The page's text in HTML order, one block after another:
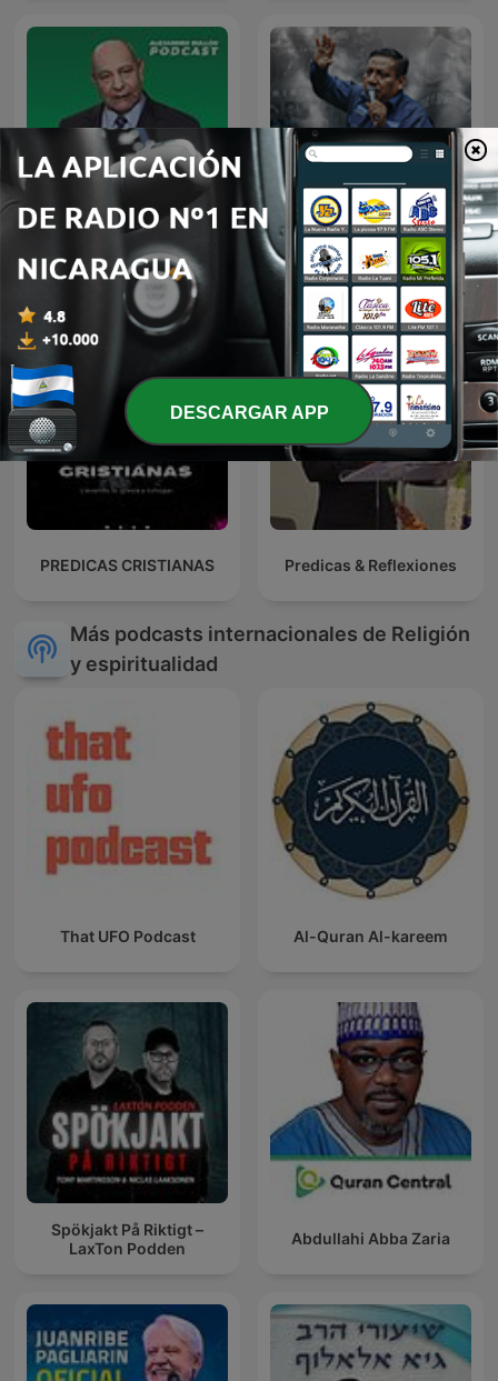
Alejandro Bullón Podcast
Prédicas de Evangelista
Mario Díaz
PREDICAS CRISTIANAS Predicas & Reflexiones
Más podcasts internacionales de Religión
y espiritualidad
That UFO Podcast Al-Quran Al-kareem
Spökjakt På Riktigt –
LaxTon Podden
Abdullahi Abba Zaria
DESCARGAR APP